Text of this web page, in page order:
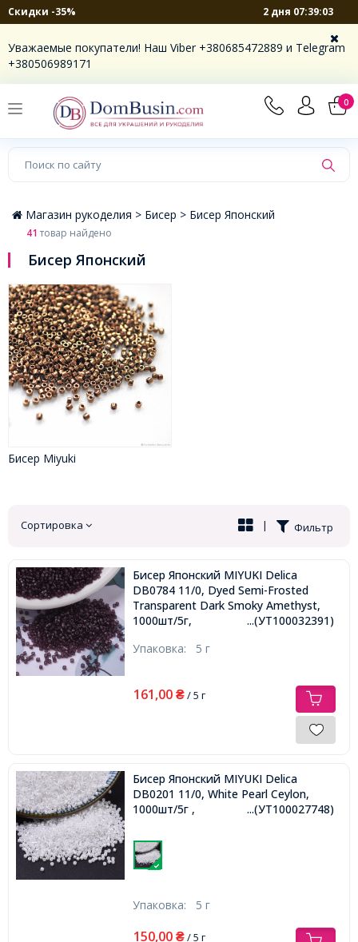
Скидки -35% 2 дня 07:39:02
Уважаемые покупатели! Наш Viber +380685472889 и Telegram
+380506989171
0
×
Магазин рукоделия > Бисер > Бисер Японский
41товар найдено
Бисер Японский
Бисер Miyuki
Сортировка Фильтр
|
Бисер Японский MIYUKI Delica
DB0784 11/0, Dyed Semi-Frosted
Transparent Dark Smoky Amethyst,
1000шт/5г,
...(УТ100032391)
Упаковка: 5 г
161,00 ₴/ 5 г
Бисер Японский MIYUKI Delica
DB0201 11/0, White Pearl Ceylon,
1000шт/5г ,
...(УТ100027748)
Упаковка: 5 г
150,00 ₴/ 5 г